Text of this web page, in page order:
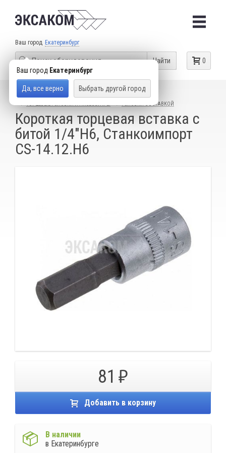
Ваш город Екатеринбург
Ваш город Екатеринбург
Да, все верно Выбрать другой город
0
Найти
КАТАЛОГ ТОВАРОВ
СЛЕСАРНЫЙ ИНСТРУМЕНТ
ГОЛОВКИ С ВСТАВКОЙ
Короткая торцевая вставка с
битой 1/4"H6, Станкоимпорт
CS-14.12.H6
81
Добавить в корзину
В наличии
в Екатеринбурге